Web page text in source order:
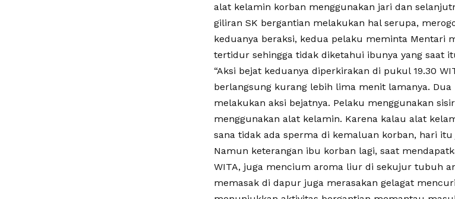
alat kelamin korban menggunakan jari dan
giliran SK bergantian melakukan hal serupa,
keduanya beraksi, kedua pelaku meminta Mentari
tertidur sehingga tidak diketahui ibunya yang saat
“Aksi bejat keduanya diperkirakan di pukul 19.30
berlangsung kurang lebih lima menit lamanya. Dua
melakukan aksi bejatnya. Pelaku menggunakan
menggunakan alat kelamin. Karena kalau alat
sana tidak ada sperma di kemaluan korban, hari itu
Namun keterangan ibu korban lagi, saat
WITA, juga mencium aroma liur di sekujur tubuh
memasak di dapur juga merasakan gelagat